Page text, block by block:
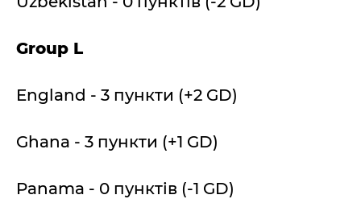
Group L
England - 3 пункти (+2 GD)
Ghana - 3 пункти (+1 GD)
Panama - 0 пунктів (-1 GD)